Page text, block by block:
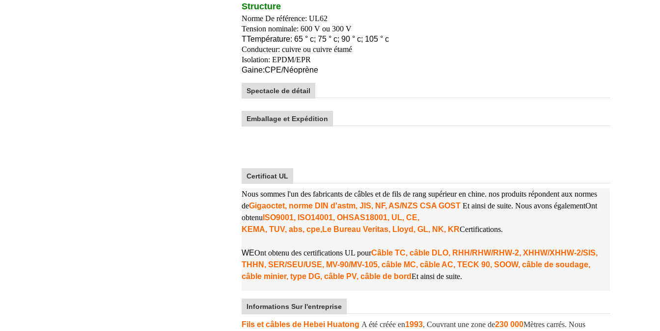
Structure
Norme De référence: UL62
Tension nominale: 600 V ou 300 V
TTempérature: 65 ° c; 75 ° c; 90 ° c; 105 ° c
Conducteur: cuivre ou cuivre étamé
Isolation: EPDM/EPR
Gaine:CPE/Néoprène
Spectacle de détail
Emballage et Expédition
Certificat UL
Nous sommes l'un des fabricants de câbles et de fils de rang supérieur en chine. nos produits répondent aux normes
deGigaoctet, norme DIN d'astm, JIS, NF, AS/NZS CSA GOST Et ainsi de suite. Nous avons égalementOnt
obtenu ISO9001, ISO14001, OHSAS18001, UL, CE,
KEMA, TUV, abs, cpe,Le Bureau Veritas, Lloyd, GL, NK, KRCertifications.
WEOnt obtenu des certifications UL pourCâble TC, câble DLO, RHH/RHW/RHW-2, XHHW/XHHW-2/SIS,
THHN, SER/SEU/USE, MV-90/MV-105, câble MC, câble AC, TECK 90, SOOW, câble de soudage,
câble minier, type DG, câble PV, câble de bordEt ainsi de suite.
Informations Sur l'entreprise
Fils et câbles de Hebei Huatong A été créée en1993, Couvrant une zone de230 000Mètres carrés. Nous